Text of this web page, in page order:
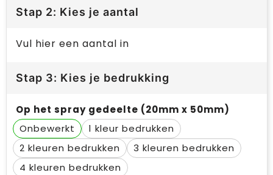
Stap 2: Kies je aantal
Vul hier een aantal in
Stap 3: Kies je bedrukking
Op het spray gedeelte (20mm x 50mm)
Onbewerkt
1
2
3
4